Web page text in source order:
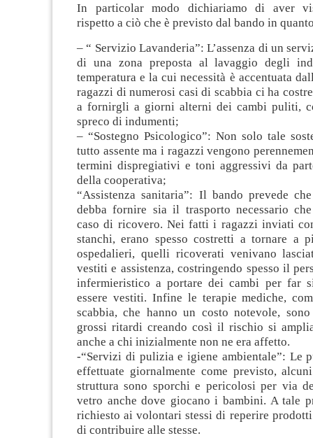
In particolar modo dichiariamo di aver
rispetto a ciò che è previsto dal bando in
– “ Servizio Lavanderia”: L’assenza di un
di una zona preposta al lavaggio degli
temperatura e la cui necessità è accentuata
ragazzi di numerosi casi di scabbia ci ha
a fornirgli a giorni alterni dei cambi puliti,
spreco di indumenti;
– “Sostegno Psicologico”: Non solo tale
tutto assente ma i ragazzi vengono
termini dispregiativi e toni aggressivi da
della cooperativa;
“Assistenza sanitaria”: Il bando prevede
debba fornire sia il trasporto necessario
caso di ricovero. Nei fatti i ragazzi inviati
stanchi, erano spesso costretti a tornare a
ospedalieri, quelli ricoverati venivano
vestiti e assistenza, costringendo spesso il
infermieristico a portare dei cambi per far
essere vestiti. Infine le terapie mediche,
scabbia, che hanno un costo notevole,
grossi ritardi creando così il rischio si
anche a chi inizialmente non ne era affetto.
-“Servizi di pulizia e igiene ambientale”: Le
effettuate giornalmente come previsto,
struttura sono sporchi e pericolosi per via
vetro anche dove giocano i bambini. A tale
richiesto ai volontari stessi di reperire
di contribuire alle stesse.